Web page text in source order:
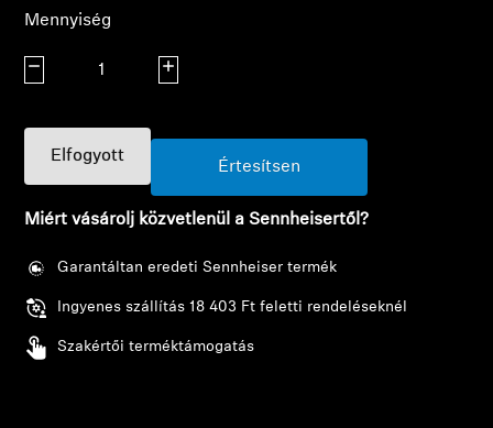
AMBEO soundbarok és mélynyomók
Fedezd fel az AMBEO-t
Fedezd fel
Rólunk
Mennyiség
Mennyiség csökkentéseMennyiség növelése
Elfogyott
Értesítsen
Miért vásárolj közvetlenül a Sennheisertől?
Garantáltan eredeti Sennheiser termék
Ingyenes szállítás 18 403 Ft feletti rendeléseknél
Szakértői terméktámogatás